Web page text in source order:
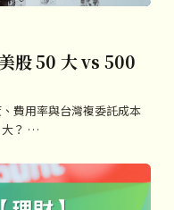
股 50 大 vs 500
費用率與台灣複委託成本
大？ …